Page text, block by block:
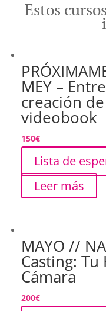
Estos
MEY –
creación
videobook
150€
Lista de
Leer más
MAYO //
Casting:
Cámara
200€